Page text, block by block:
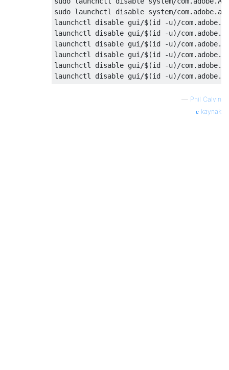
sudo launchctl disable system/
launchctl disable gui/$(id -u)/
launchctl disable gui/$(id -u)/
launchctl disable gui/$(id -u)/
launchctl disable gui/$(id -u)/
launchctl disable gui/$(id -u)/
— Phil Calvin
kaynak